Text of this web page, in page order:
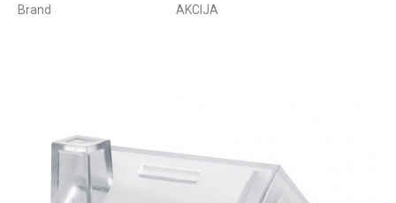
Brand AKCIJA